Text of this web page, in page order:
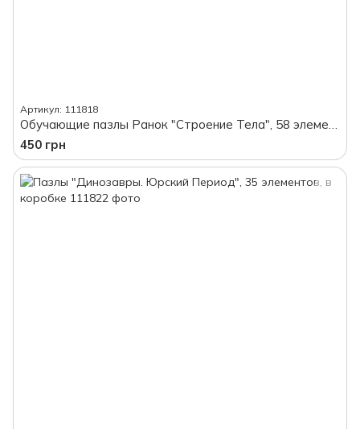
Артикул: 111818
Обучающие пазлы Ранок "Строение Тела", 58 элементов, в коробке
450 грн